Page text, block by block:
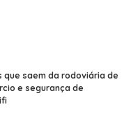
que saem da rodoviária de
e segurança de